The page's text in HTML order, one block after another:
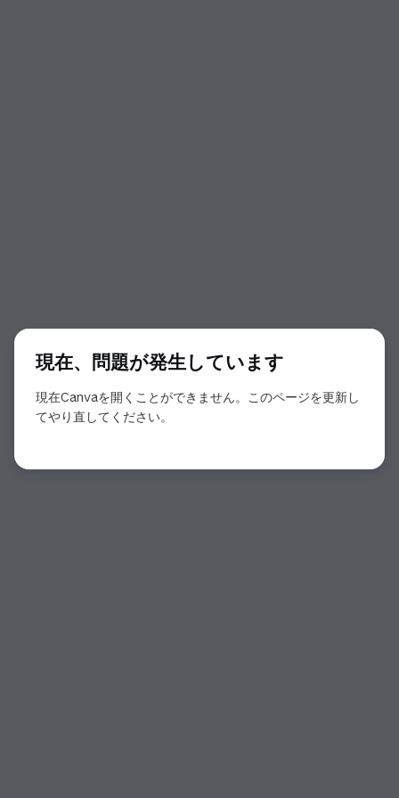
現在、問題が発生しています
現在Canvaを開くことができません。このページを更新し
てやり直してください。